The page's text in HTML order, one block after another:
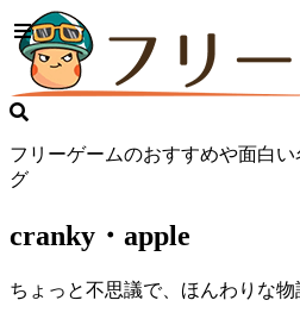
フリーゲームのおすすめや面白
グ
cranky・apple
ちょっと不思議で、ほんわりな物